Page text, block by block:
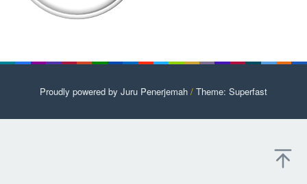
Proudly powered by Juru Penerjemah / Theme: Superfast